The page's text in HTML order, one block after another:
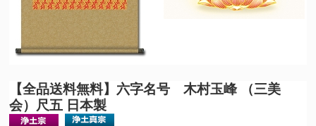
【全品送料無料】 六字名号 木村玉峰 （三美
会）尺五 日本製